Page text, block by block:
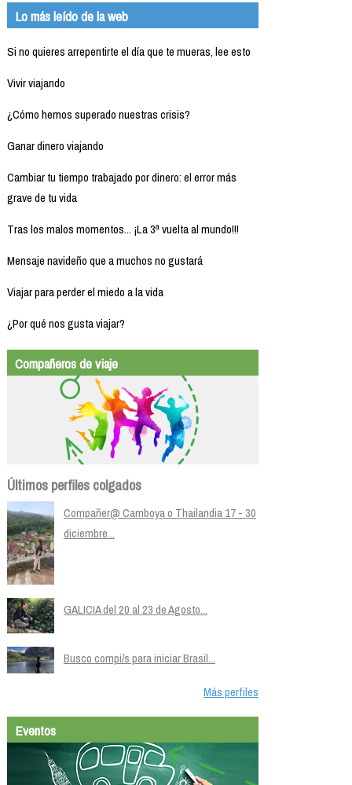
Lo más leído de la web
Si no quieres arrepentirte el día que te mueras, lee esto
Vivir viajando
¿Cómo hemos superado nuestras crisis?
Ganar dinero viajando
Cambiar tu tiempo trabajado por dinero: el error más
grave de tu vida
Tras los malos momentos... ¡La 3ª vuelta al mundo!!!
Mensaje navideño que a muchos no gustará
Viajar para perder el miedo a la vida
¿Por qué nos gusta viajar?
Compañeros de viaje
Últimos perfiles colgados
Compañer@ Camboya o Thailandia 17 - 30
diciembre...
GALICIA del 20 al 23 de Agosto...
Busco compi/s para iniciar Brasil...
Más perfiles
Eventos